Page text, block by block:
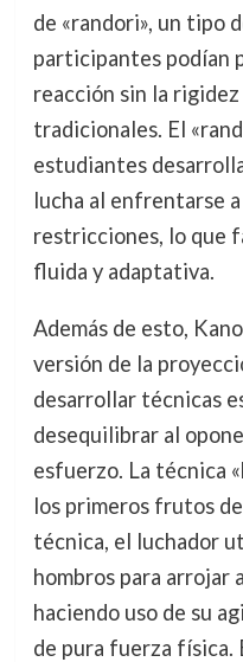
de «randori», un tipo
participantes podían
reacción sin la
tradicionales. El
estudiantes
lucha al enfrentarse
restricciones, lo que
fluida y adaptativa.
Además de esto,
versión de la
desarrollar técnicas
desequilibrar al
esfuerzo. La técnica
los primeros frutos
técnica, el luchador
hombros para arrojar
haciendo uso de su
de pura fuerza física.